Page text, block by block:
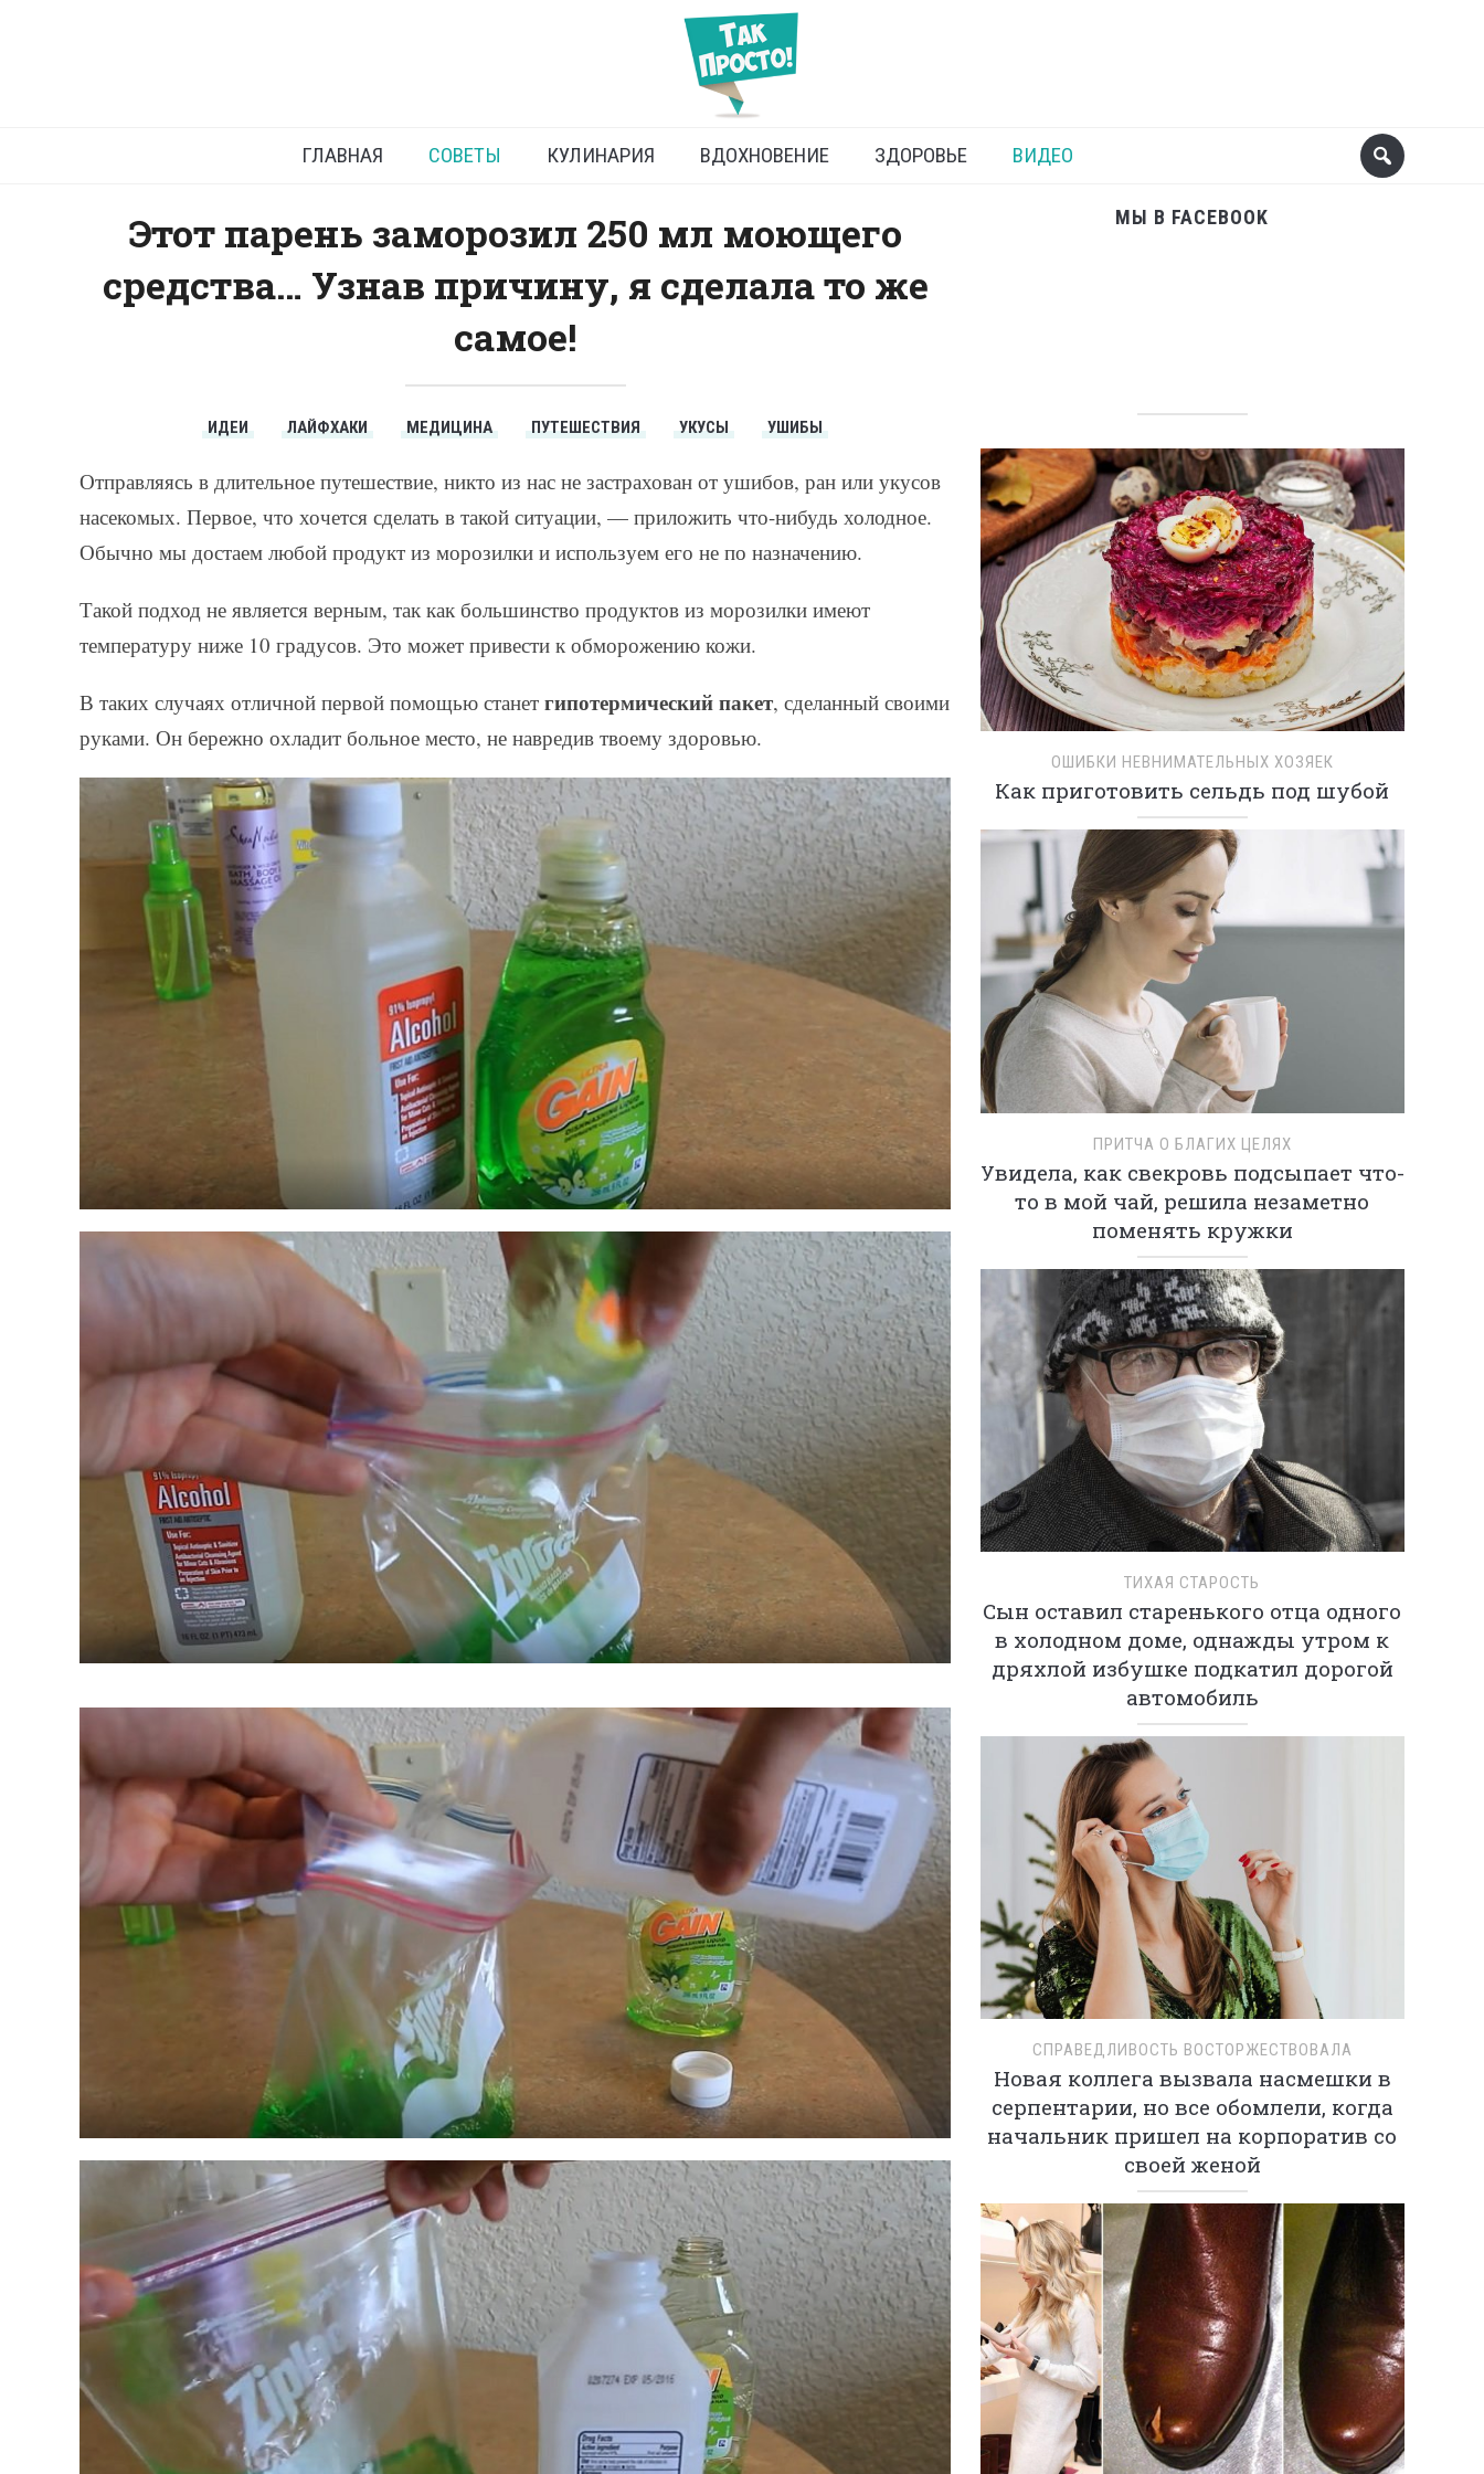
Охлаждающий пакет
ГЛАВНАЯ СОВЕТЫ КУЛИНАРИЯ ВДОХНОВЕНИЕ ЗДОРОВЬЕ ВИДЕО
Этот парень заморозил 250 мл моющего
средства… Узнав причину, я сделала то же
самое!
ИДЕИ ЛАЙФХАКИ МЕДИЦИНА ПУТЕШЕСТВИЯ УКУСЫ УШИБЫ
Отправляясь в длительное путешествие, никто из нас не застрахован от ушибов, ран или укусов
насекомых. Первое, что хочется сделать в такой ситуации, — приложить что-нибудь холодное.
Обычно мы достаем любой продукт из морозилки и используем его не по назначению.
Такой подход не является верным, так как большинство продуктов из морозилки имеют
температуру ниже 10 градусов. Это может привести к обморожению кожи.
В таких случаях отличной первой помощью станет гипотермический пакет, сделанный своими
руками. Он бережно охладит больное место, не навредив твоему здоровью.
МЫ В FACEBOOK
ОШИБКИ НЕВНИМАТЕЛЬНЫХ ХОЗЯЕК
Как приготовить сельдь под шубой
ПРИТЧА О БЛАГИХ ЦЕЛЯХ
Увидела, как свекровь подсыпает что-
то в мой чай, решила незаметно
поменять кружки
ТИХАЯ СТАРОСТЬ
Сын оставил старенького отца одного
в холодном доме, однажды утром к
дряхлой избушке подкатил дорогой
автомобиль
СПРАВЕДЛИВОСТЬ ВОСТОРЖЕСТВОВАЛА
Новая коллега вызвала насмешки в
серпентарии, но все обомлели, когда
начальник пришел на корпоратив со
своей женой